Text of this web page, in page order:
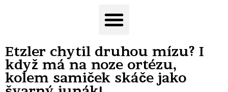
Etzler chytil druhou mízu? I
když má na noze ortézu,
kolem samiček skáče jako